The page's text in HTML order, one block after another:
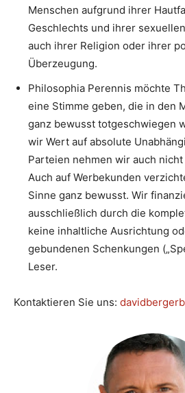
Menschen aufgrund ihrer
Geschlechts und ihrer
auch ihrer Religion oder ihrer
Überzeugung.
Philosophia Perennis möchte
eine Stimme geben, die in den
ganz bewusst totgeschwiegen
wir Wert auf absolute
Parteien nehmen wir auch
Auch auf Werbekunden
Sinne ganz bewusst. Wir
ausschließlich durch die
keine inhaltliche Ausrichtung
gebundenen Schenkungen
Leser.
Kontaktieren Sie uns: